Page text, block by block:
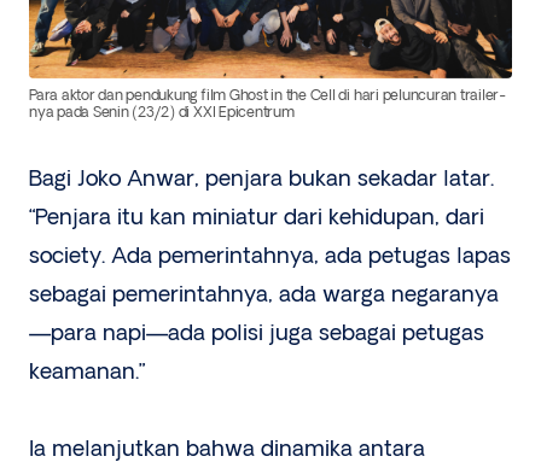
Para aktor dan pendukung film Ghost in the Cell di hari peluncuran trailer-
nya pada Senin (23/2) di XXI Epicentrum
Bagi Joko Anwar, penjara bukan sekadar latar.
“Penjara itu kan miniatur dari kehidupan, dari
society. Ada pemerintahnya, ada petugas lapas
sebagai pemerintahnya, ada warga negaranya
—para napi—ada polisi juga sebagai petugas
keamanan.”
Ia melanjutkan bahwa dinamika antara